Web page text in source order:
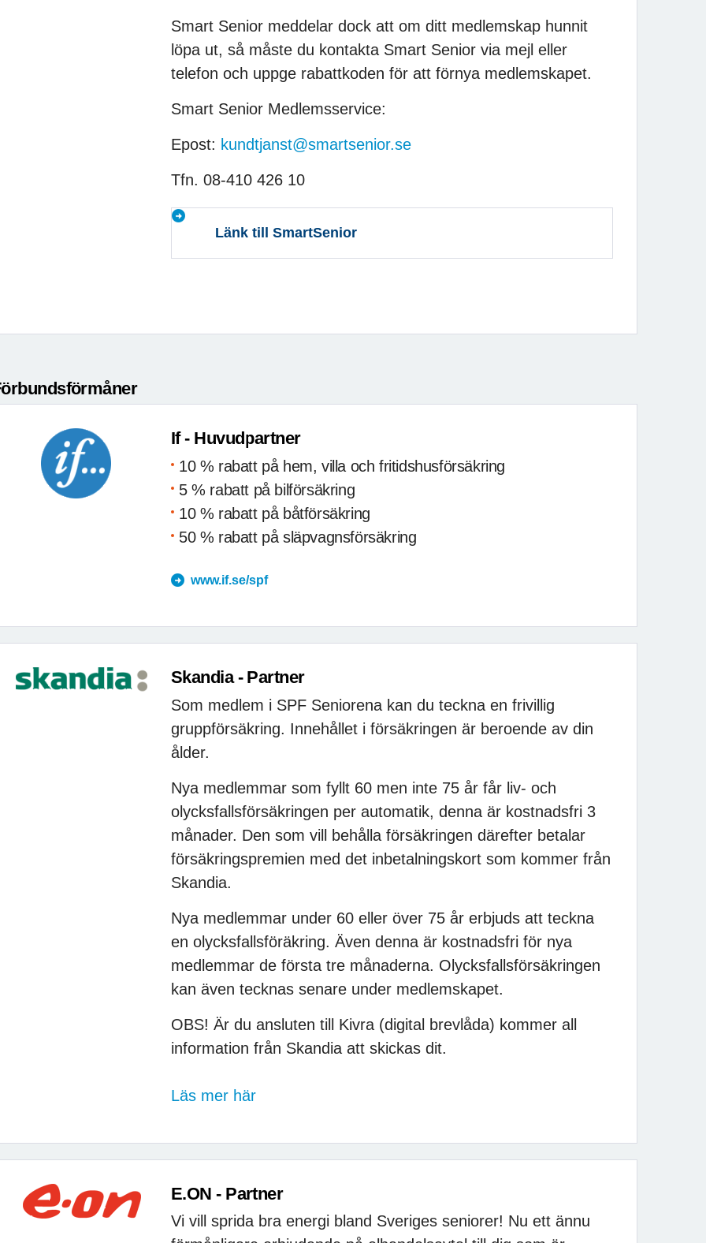
Smart Senior meddelar dock att om ditt medlemskap hunnit
löpa ut, så måste du kontakta Smart Senior via mejl eller
telefon och uppge rabattkoden för att förnya medlemskapet.
Smart Senior Medlemsservice:
Epost: kundtjanst@smartsenior.se
Tfn. 08-410 426 10
Länk till SmartSenior
If - Huvudpartner
10 % rabatt på hem, villa och fritidshusförsäkring
5 % rabatt på bilförsäkring
10 % rabatt på båtförsäkring
50 % rabatt på släpvagnsförsäkring
www.if.se/spf
Skandia - Partner
Som medlem i SPF Seniorena kan du teckna en frivillig
gruppförsäkring. Innehållet i försäkringen är beroende av din
ålder.
Nya medlemmar som fyllt 60 men inte 75 år får liv- och
olycksfallsförsäkringen per automatik, denna är kostnadsfri 3
månader. Den som vill behålla försäkringen därefter betalar
försäkringspremien med det inbetalningskort som kommer från
Skandia.
Nya medlemmar under 60 eller över 75 år erbjuds att teckna
en olycksfallsföräkring. Även denna är kostnadsfri för nya
medlemmar de första tre månaderna. Olycksfallsförsäkringen
kan även tecknas senare under medlemskapet.
OBS! Är du ansluten till Kivra (digital brevlåda) kommer all
information från Skandia att skickas dit.
Läs mer här
E.ON - Partner
Vi vill sprida bra energi bland Sveriges seniorer! Nu ett ännu